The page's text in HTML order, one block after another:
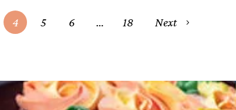
4 5 6 … 18 Next